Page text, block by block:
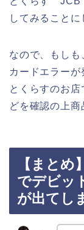
してみることに
なので、もしも
カードエラー
とくらすのお
どを確認の上商
【まと
でデビッ
が出てし